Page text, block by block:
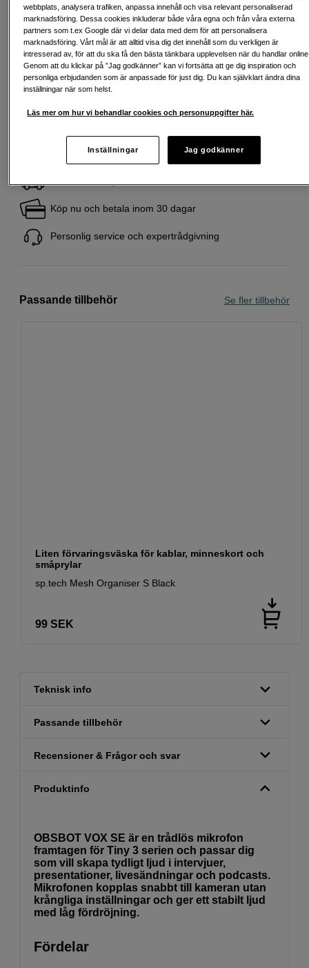
Delbetala från 128 SEK/mån via
Exempel: 12 mån, 128 SEK/mån, totalt 2 031 SEK, effektiv ränta 0,00 %
Startavgift 495 SEK, aviavgift 45 SEK/mån tillkommer
Att låna kostar pengar!
Om du inte kan betala tillbaka skulden i tid
riskerar du en betalningsanmärkning. Det kan leda till svårigheter att få hyra
bostad, teckna abonnemang och få nya lån. För stöd, vänd dig till budget-
konsumentverket.se (öppnas i ny flik)
Köp nu och betala inom 30 dagar
Personlig service och expertrådgivning
Passande tillbehör Se fler tillbehör
Liten förvaringsväska för kablar, minneskort och
småprylar
sp.tech Mesh Organiser S Black
99 SEK
Teknisk info
Passande tillbehör
Recensioner & Frågor och svar
Produktinfo
OBSBOT VOX SE är en trådlös mikrofon
framtagen för Tiny 3 serien och passar dig
som vill skapa tydligt ljud i intervjuer,
presentationer, livesändningar och podcasts.
Mikrofonen kopplas snabbt till kameran utan
krångliga inställningar och ger ett stabilt ljud
med låg fördröjning.
Fördelar
webbplats, analysera trafiken, anpassa innehåll och visa relevant personaliserad
marknadsföring. Dessa cookies inkluderar både våra egna och från våra externa
partners som t.ex Google där vi delar data med dem för att personalisera
marknadsföring. Vårt mål är att alltid visa dig det innehåll som du verkligen är
intresserad av, för att du ska få den bästa tänkbara upplevelsen när du handlar
Genom att du klickar på ”Jag godkänner” kan vi fortsätta att ge dig inspiration och
personliga erbjudanden som är anpassade för just dig. Du kan självklart ändra dina
inställningar när som helst.
Läs mer om hur vi behandlar cookies och personuppgifter här.
Inställningar Jag godkänner